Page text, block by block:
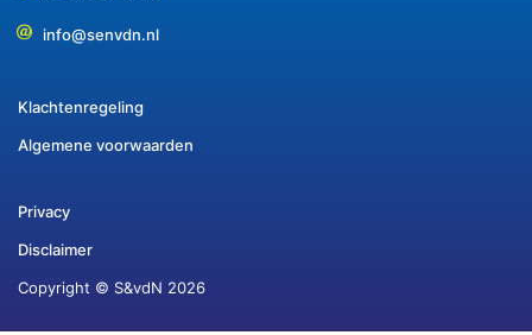
info@senvdn.nl
Klachtenregeling
Algemene voorwaarden
Privacy
Disclaimer
Copyright © S&vdN 2026